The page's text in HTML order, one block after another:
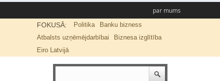
par mums
FOKUSĀ: Politika
Banku bizness
Atbalsts uzņēmējdarbībai
Biznesa izglītība
Eiro Latvijā